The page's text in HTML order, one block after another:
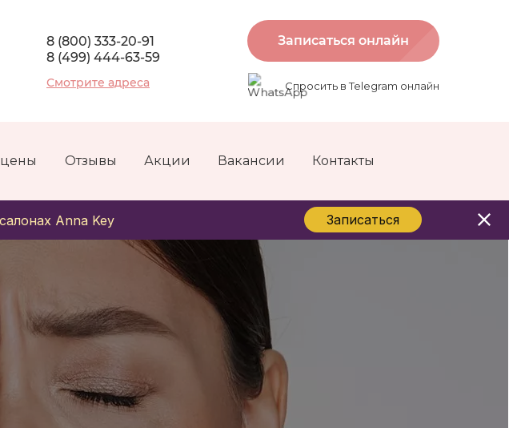
8 (800) 333-20-91
8 (499) 444-63-59
Смотрите адреса
Записаться онлайн
Спросить в Telegram онлайн
Отзывы Акции Вакансии Контакты
Anna Key Записаться